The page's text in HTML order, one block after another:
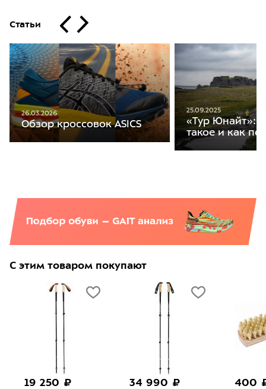
Статьи
26.03.2026
Обзор кроссовок ASICS
25.09.2025
«Тур Юнайт»:
такое и как
С этим товаром покупают
19 250 ₽ 34 990 ₽ 400